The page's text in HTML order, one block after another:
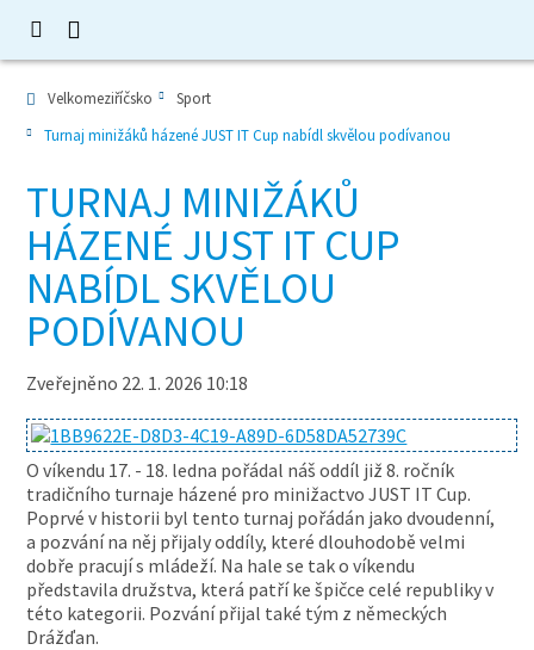
Velkomeziříčsko
Sport
Turnaj minižáků házené JUST IT Cup nabídl skvělou podívanou
TURNAJ MINIŽÁKŮ
HÁZENÉ JUST IT CUP
NABÍDL SKVĚLOU
PODÍVANOU
Zveřejněno 22. 1. 2026 10:18
O víkendu 17. - 18. ledna pořádal náš oddíl již 8. ročník
tradičního turnaje házené pro minižactvo JUST IT Cup.
Poprvé v historii byl tento turnaj pořádán jako dvoudenní,
a pozvání na něj přijaly oddíly, které dlouhodobě velmi
dobře pracují s mládeží. Na hale se tak o víkendu
představila družstva, která patří ke špičce celé republiky v
této kategorii. Pozvání přijal také tým z německých
Drážďan.